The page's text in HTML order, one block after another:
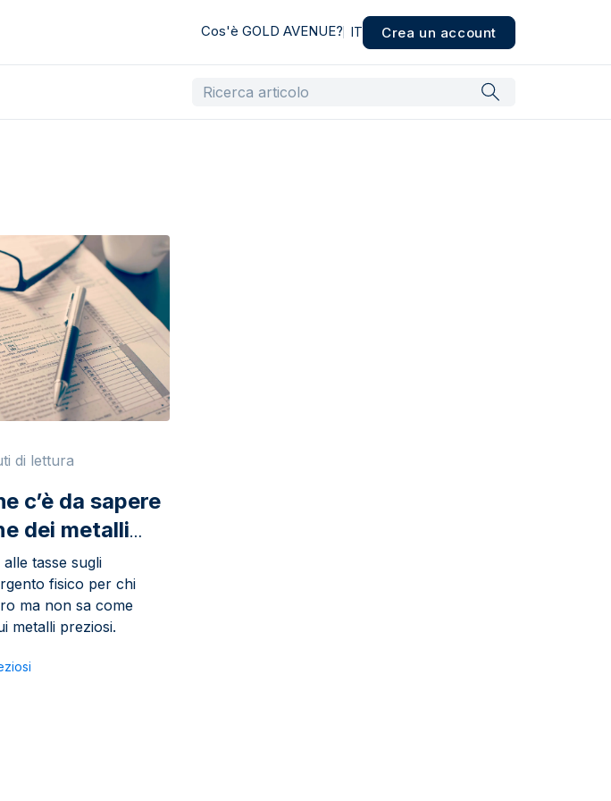
Cos'è GOLD AVENUE? IT Crea un account
di lettura
c’è da sapere
dei metalli
tasse sugli
fisico per chi
ma non sa come
metalli preziosi.